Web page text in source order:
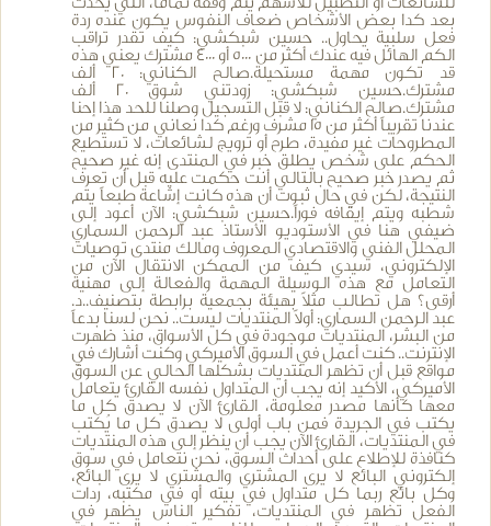
بعد كدا بعض الأشخاص ضعاف النفوس يكون عنده ردة
فعل سلبية يحاول.. حسين شبكشي: كيف تقدر تراقب
الكم الهائل فيه عندك أكثر من 5000 أو 4000 مشترك يعني هذه
قد تكون مهمة مستحيلة.صالح الكناني: 20 ألف
مشترك.حسين شبكشي: زودتني شوق 20 ألف
مشترك.صالح الكناني: لا قبل التسجيل وصلنا للحد هذا إحنا
عندنا تقريباً أكثر من 15 مشرف ورغم كدا نعاني من كثير من
المطروحات غير مفيدة، طرح أو ترويج لشائعات، لا تستطيع
الحكم على شخص يطلق خبر في المنتدى إنه غير صحيح
ثم يصدر خبر صحيح بالتالي أنت حكمت عليه قبل أن تعرف
النتيجة، لكن في حال ثبوت أن هذه كانت إشاعة طبعاً يتم
شطبه ويتم إيقافه فوراً.حسين شبكشي: الآن أعود إلى
ضيفي هنا في الأستوديو الأستاذ عبد الرحمن السماري
المحلل الفني والاقتصادي المعروف ومالك منتدى توصيات
الإلكتروني، سيدي كيف من الممكن الانتقال الآن من
التعامل مع هذه الوسيلة المهمة والفعالة إلى مهنية
أرقى؟ هل تطالب مثلاً بهيئة بجمعية برابطة بتصنيف..د.
عبد الرحمن السماري: أولاً المنتديات ليست.. نحن لسنا بدعاً
من البشر، المنتديات موجودة في كل الأسواق، منذ ظهرت
الإنترنت.. كنت أعمل في السوق الأميركي وكنت أشارك في
مواقع قبل أن تظهر المنتديات بشكلها الحالي عن السوق
الأميركي، الأكيد إنه يجب أن المتداول نفسه القارئ يتعامل
معها كأنها مصدر معلومة، القارئ الآن لا يصدق كل ما
يكتب في الجريدة فمن باب أولى لا يصدق كل ما يُكتب
في المنتديات، القارئ الآن يجب أن ينظر إلى هذه المنتديات
كنافذة للإطلاع على أحداث السوق، نحن نتعامل في سوق
إلكتروني البائع لا يرى المشتري والمشتري لا يرى البائع،
وكل بائع ربما كل متداول في بيته أو في مكتبه، ردات
الفعل تظهر في المنتديات، تفكير الناس يظهر في